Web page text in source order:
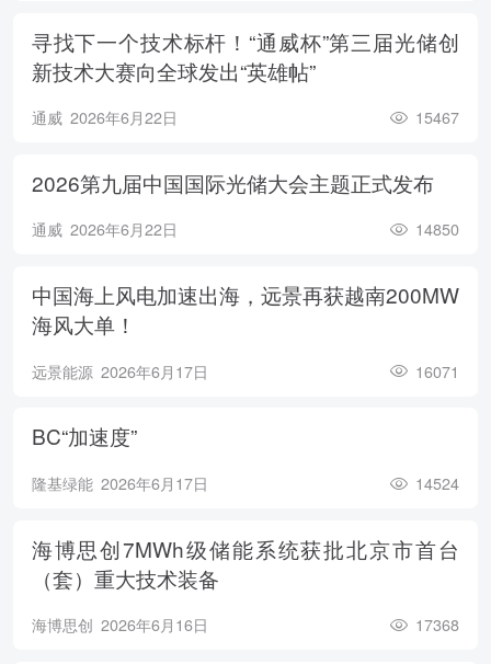
寻找下一个技术标杆！“通威杯”第三届光储创
新技术大赛向全球发出“英雄帖”
通威 2026年6月22日 15467
2026第九届中国国际光储大会主题正式发布
通威 2026年6月22日 14850
中国海上风电加速出海，远景再获越南200MW
海风大单！
远景能源 2026年6月17日 16071
BC“加速度”
隆基绿能 2026年6月17日 14524
海博思创7MWh级储能系统获批北京市首台
（套）重大技术装备
海博思创 2026年6月16日 17368